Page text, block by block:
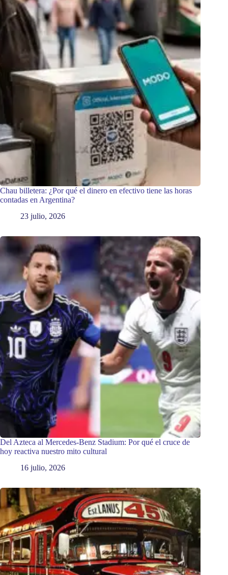
Chau billetera: ¿Por qué el dinero en efectivo tiene las horas
contadas en Argentina?
23 julio, 2026
Del Azteca al Mercedes-Benz Stadium: Por qué el cruce de
hoy reactiva nuestro mito cultural
16 julio, 2026